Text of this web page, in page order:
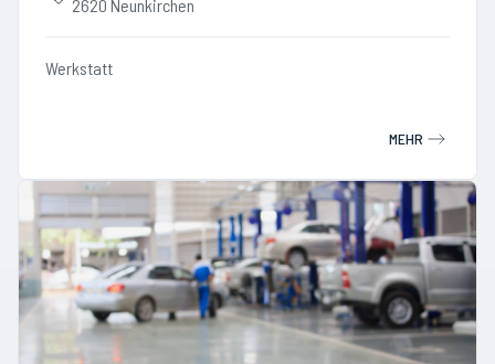
2620 Neunkirchen
Werkstatt
MEHR